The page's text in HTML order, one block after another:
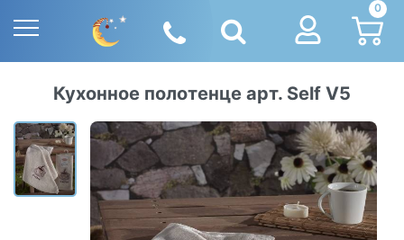
0
Кухонное полотенце арт. Self V5